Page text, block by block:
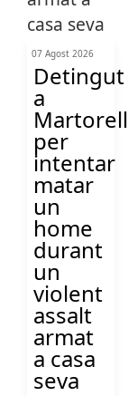
07 Agost 2026
Detingut
a
Martorell
per
intentar
matar
un
home
durant
un
violent
assalt
armat
a casa
seva